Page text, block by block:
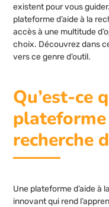
existent pour vous guider.
plateforme d’aide à la
accès à une multitude
choix. Découvrez dans
vers ce genre d’outil.
Qu’est-ce
plateforme
recherche
Une plateforme d’aide à
innovant qui rend